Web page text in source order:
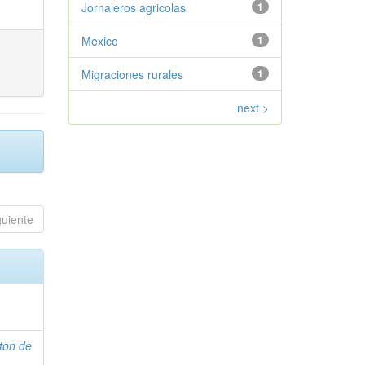
de
1
Jornaleros agricolas
1
Mexico
1
Migraciones rurales
next >